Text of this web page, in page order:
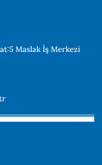
Maslak İş Merkezi